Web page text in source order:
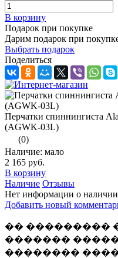
В корзину
Подарок при покупке
Дарим подарок при
Выбрать подарок
Поделиться
Перчатки спиннингиста
(AGWK-03L)
(0)
Наличие: мало
2 165 руб.
В корзину
Наличие Отзывы
Нет информации о наличии
Добавить новый
�� ���������
�������
��������